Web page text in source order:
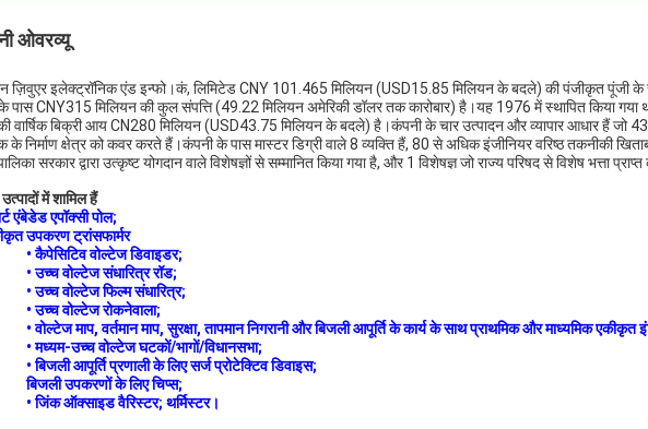
ओवरव्यू
ज़िवुएर इलेक्ट्रॉनिक एंड इन्फो।कं, लिमिटेड CNY 101.465 मिलियन (USD15.85 मिलियन के बदले) की पंजीकृत पूंजी के
पास CNY315 मिलियन की कुल संपत्ति (49.22 मिलियन अमेरिकी डॉलर तक कारोबार) है।यह 1976 में स्थापित किया गया
वार्षिक बिक्री आय CN280 मिलियन (USD43.75 मिलियन के बदले) है।कंपनी के चार उत्पादन और व्यापार आधार हैं जो
के निर्माण क्षेत्र को कवर करते हैं।कंपनी के पास मास्टर डिग्री वाले 8 व्यक्ति हैं, 80 से अधिक इंजीनियर वरिष्ठ तकनीकी
सरकार द्वारा उत्कृष्ट योगदान वाले विशेषज्ञों से सम्मानित किया गया है, और 1 विशेषज्ञ जो राज्य परिषद से विशेष भत्ता
में शामिल हैं
एंबेडेड एपॉक्सी पोल;
उपकरण ट्रांसफार्मर
• कैपेसिटिव वोल्टेज डिवाइडर;
• उच्च वोल्टेज संधारित्र रॉड;
• उच्च वोल्टेज फिल्म संधारित्र;
• उच्च वोल्टेज रोकनेवाला;
• वोल्टेज माप, वर्तमान माप, सुरक्षा, तापमान निगरानी और बिजली आपूर्ति के कार्य के साथ प्राथमिक और माध्यमिक
• मध्यम-उच्च वोल्टेज घटकों/भागों/विधानसभा;
• बिजली आपूर्ति प्रणाली के लिए सर्ज प्रोटेक्टिव डिवाइस;
बिजली उपकरणों के लिए चिप्स;
• जिंक ऑक्साइड वैरिस्टर; थर्मिस्टर।